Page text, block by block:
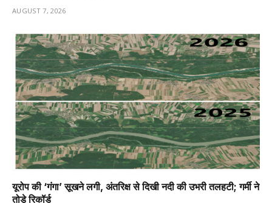
AUGUST 7, 2026
यूरोप की ‘गंगा’ सूखने लगी, अंतरिक्ष से दिखी नदी की उभरी तलहटी; गर्मी ने
तोड़े रिकॉर्ड